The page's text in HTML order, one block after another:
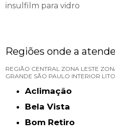
insulfilm para vidro
Regiões onde a
REGIÃO CENTRAL ZONA LESTE
GRANDE SÃO PAULO INTERIOR
Aclimação
Bela Vista
Bom Retiro